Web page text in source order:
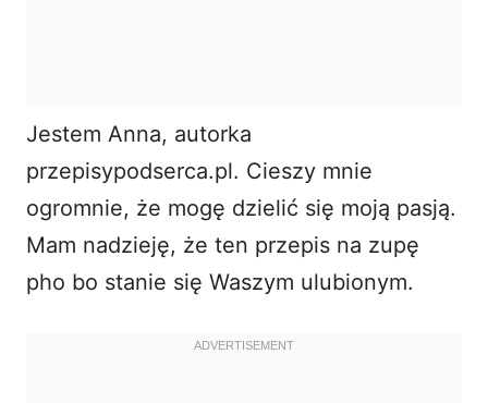
Jestem Anna, autorka
przepisypodserca.pl. Cieszy mnie
ogromnie, że mogę dzielić się moją pasją.
Mam nadzieję, że ten przepis na zupę
pho bo stanie się Waszym ulubionym.